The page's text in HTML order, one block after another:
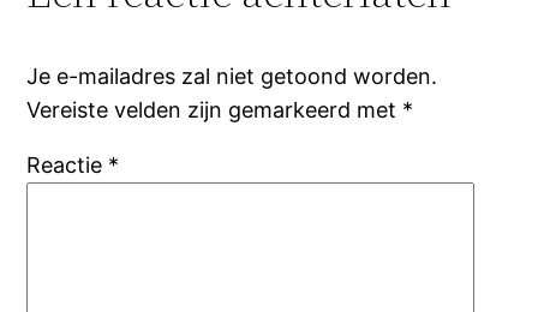
Je e-mailadres zal niet getoond worden.
Vereiste velden zijn gemarkeerd met *
Reactie *